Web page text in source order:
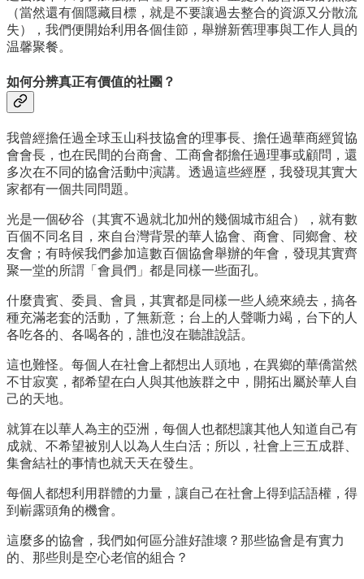
（當然還有個隱藏目標，就是不要讓過去整合的資源又分散流
失），我們便開始利用各個佳節，舉辦新舊理事與工作人員的
温馨聚餐。
如何分辨真正有價值的社團？
我曾經擔任過全球玉山科技協會的理事長、擔任過華商經貿協
會會長，也在民間的台商會、工商會都擔任過理事或顧問，還
多次在不同的協會活動中演講。透過這些經歷，我發現其實大
家都有一個共同問題。
光是一個矽谷（其實不過就北加州的幾個城市組合），就有數
百個不同名目，來自台灣背景的華人協會、商會、同鄉會、校
友會；有時候我們參加這數百個協會舉辦的年會，發現其實齊
聚一堂的所謂「會員們」都是同樣一些面孔。
什麼貴賓、委員、會員，其實都是同樣一些人繞來繞去，搞各
種充滿老套的活動，了無新意；台上的人聲嘶力竭，台下的人
各吃各的、各喝各的，誰也沒在聽誰說話。
這也難怪。每個人在社會上都想出人頭地，在異鄉的華僑當然
不甘寂寞，都希望在白人與其他族群之中，開拓出屬於華人自
己的天地。
就算在以華人為主的亞洲，每個人也都想讓其他人知道自己有
成就、不希望被別人以為人生白活；所以，社會上三五成群、
集會結社的事情也就天天在發生。
每個人都想利用群體的力量，讓自己在社會上得到話語權，得
到嶄露頭角的機會。
這麼多的協會，我們如何區分誰好誰壞？那些協會是有實力
的、那些則是空心老倌的組合？